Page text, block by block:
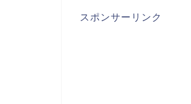
スポンサーリンク